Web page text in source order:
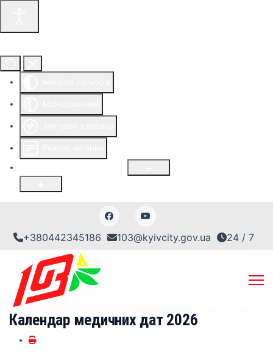
+380442345186 103@kyivcity.gov.ua 24 / 7
Календар медичних дат 2026